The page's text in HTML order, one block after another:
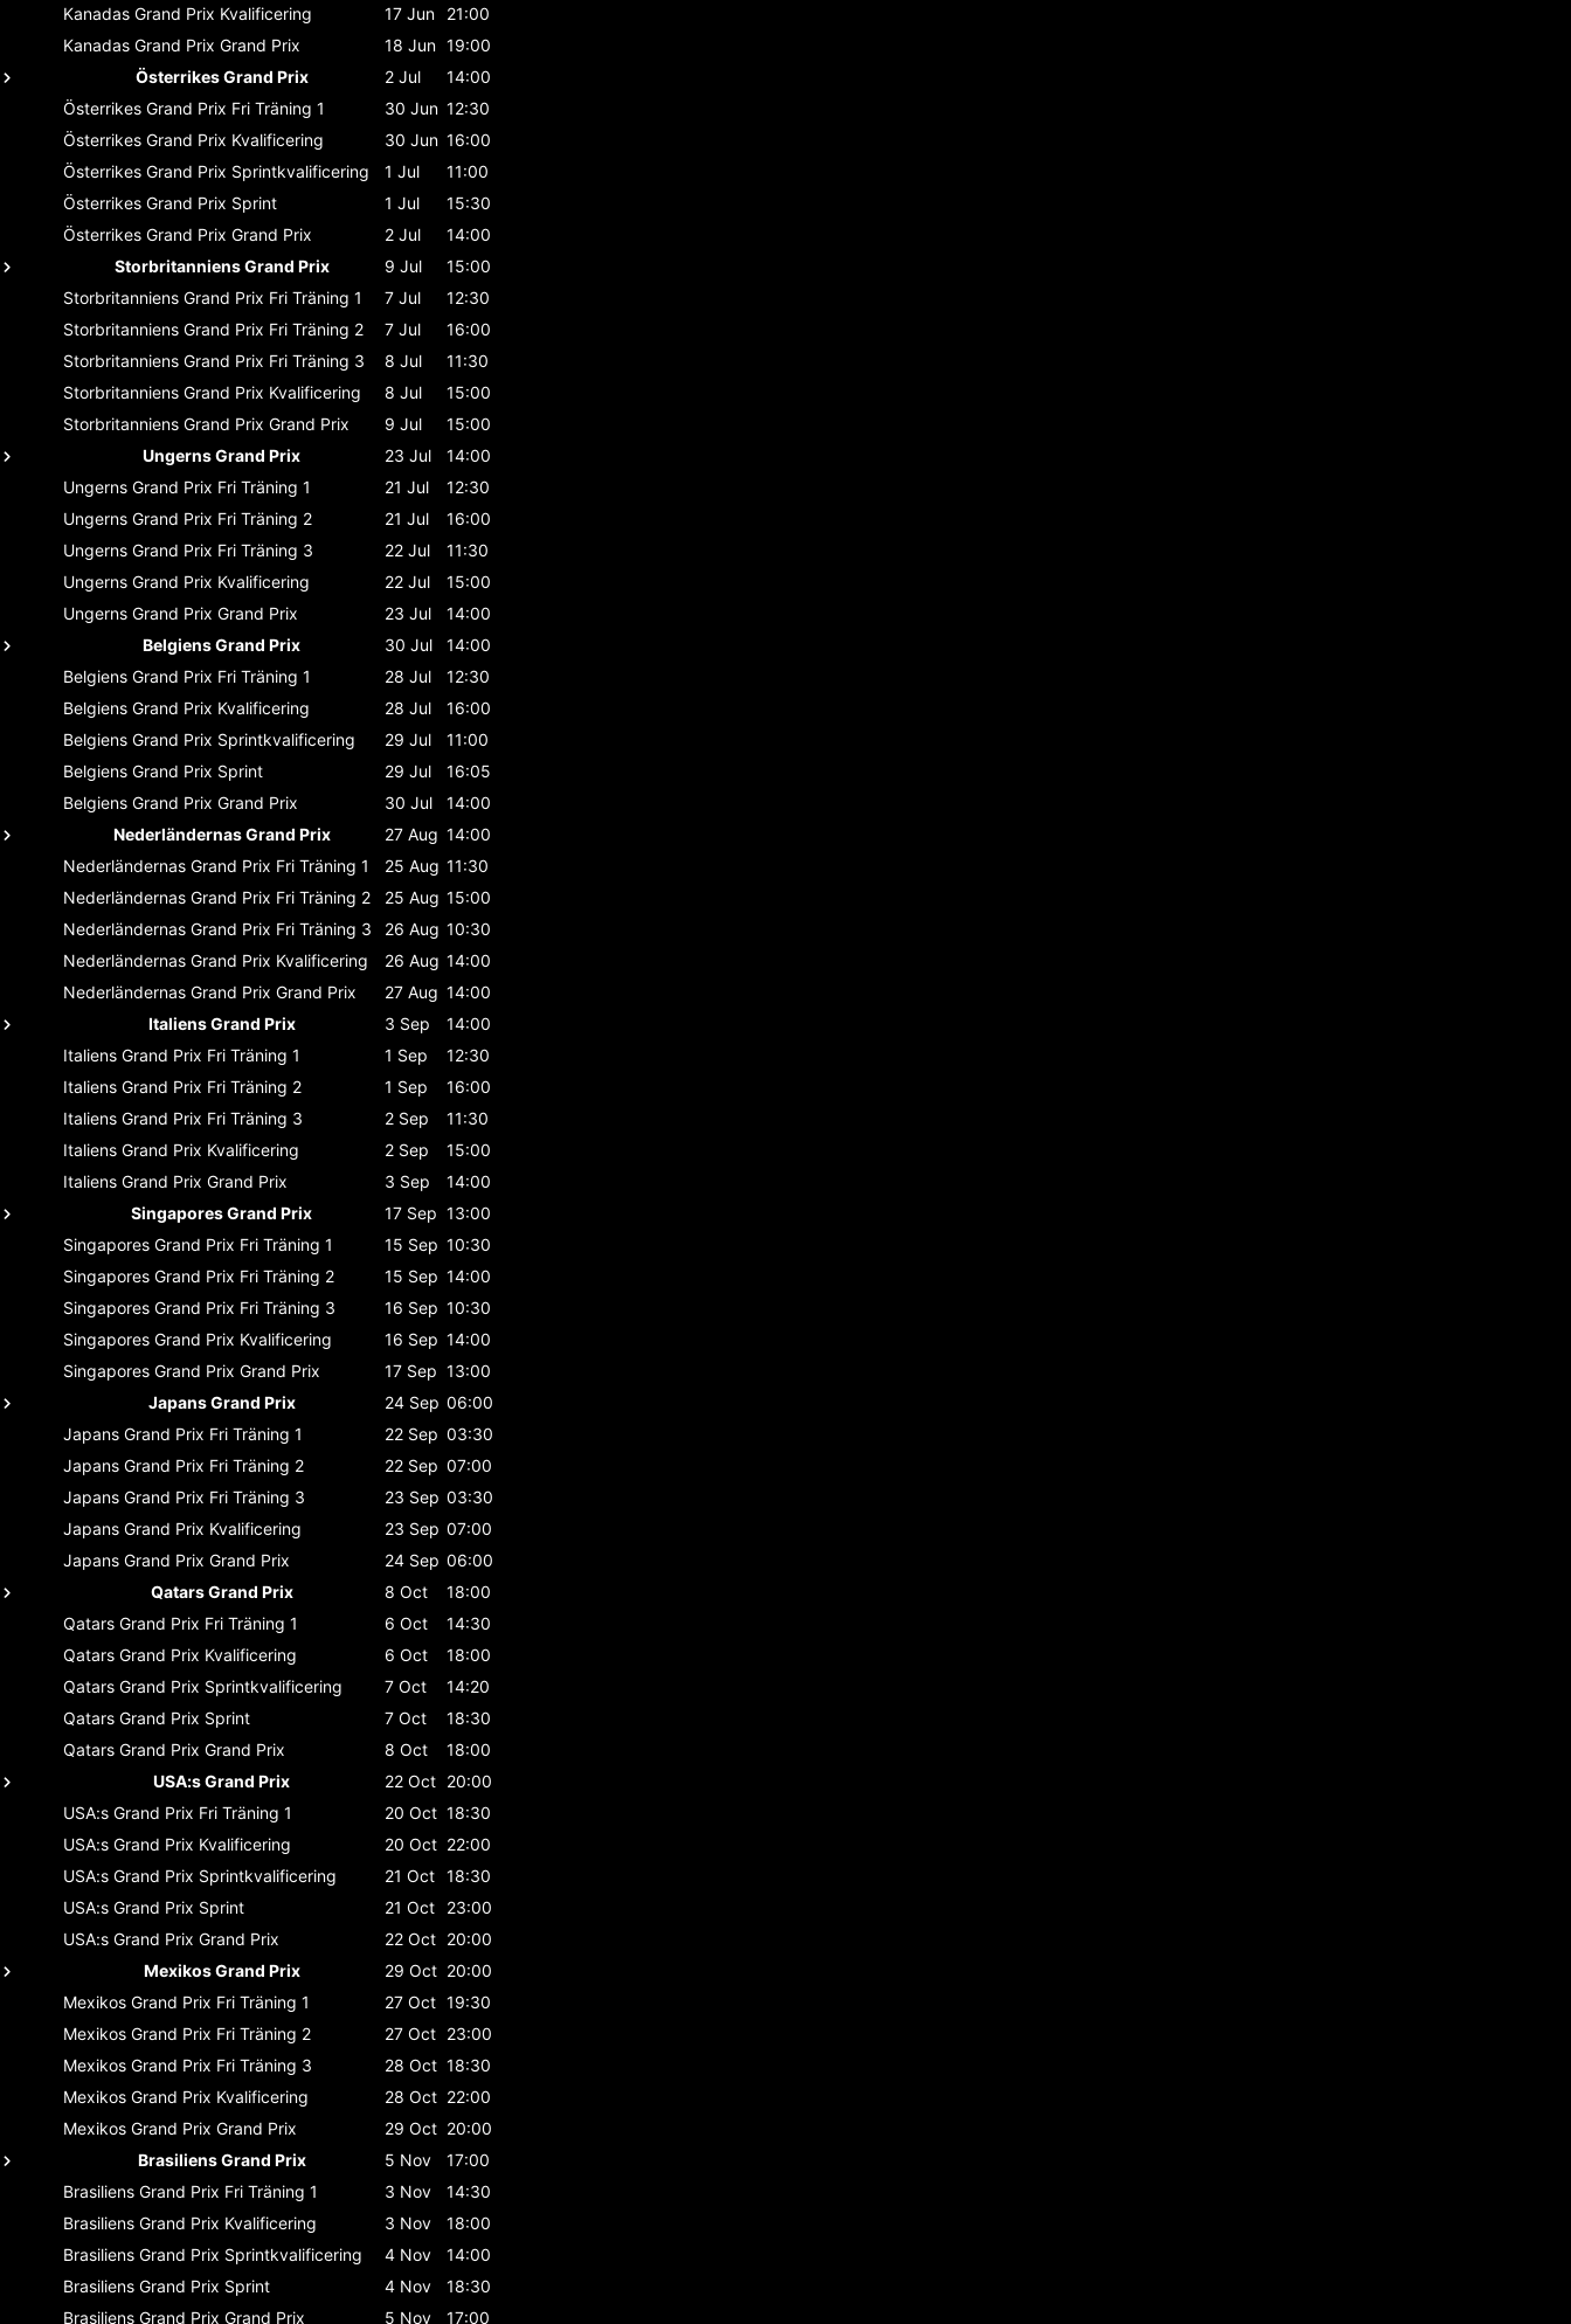
Kanadas Grand Prix Kvalificering 17 Jun
21:00
Kanadas Grand Prix Grand Prix 18 Jun 19:00
Österrikes Grand Prix
2 Jul
14:00
Österrikes Grand Prix Fri Träning 1 30 Jun 12:30
Österrikes Grand Prix Kvalificering 30 Jun 16:00
Österrikes Grand Prix Sprintkvalificering 1 Jul
11:00
Österrikes Grand Prix Sprint 1 Jul
15:30
Österrikes Grand Prix Grand Prix 2 Jul
14:00
Storbritanniens Grand Prix
9 Jul
15:00
Storbritanniens Grand Prix Fri Träning 1 7 Jul
12:30
Storbritanniens Grand Prix Fri Träning 2 7 Jul
16:00
Storbritanniens Grand Prix Fri Träning 3 8 Jul
11:30
Storbritanniens Grand Prix Kvalificering 8 Jul
15:00
Storbritanniens Grand Prix Grand Prix 9 Jul
15:00
Ungerns Grand Prix
23 Jul
14:00
Ungerns Grand Prix Fri Träning 1 21 Jul
12:30
Ungerns Grand Prix Fri Träning 2 21 Jul
16:00
Ungerns Grand Prix Fri Träning 3 22 Jul
11:30
Ungerns Grand Prix Kvalificering 22 Jul
15:00
Ungerns Grand Prix Grand Prix 23 Jul
14:00
Belgiens Grand Prix
30 Jul
14:00
Belgiens Grand Prix Fri Träning 1 28 Jul
12:30
Belgiens Grand Prix Kvalificering 28 Jul
16:00
Belgiens Grand Prix Sprintkvalificering 29 Jul
11:00
Belgiens Grand Prix Sprint 29 Jul
16:05
Belgiens Grand Prix Grand Prix 30 Jul
14:00
Nederländernas Grand Prix
27 Aug 14:00
Nederländernas Grand Prix Fri Träning 1 25 Aug 11:30
Nederländernas Grand Prix Fri Träning 2 25 Aug 15:00
Nederländernas Grand Prix Fri Träning 3 26 Aug 10:30
Nederländernas Grand Prix Kvalificering 26 Aug 14:00
Nederländernas Grand Prix Grand Prix 27 Aug 14:00
Italiens Grand Prix
3 Sep
14:00
Italiens Grand Prix Fri Träning 1 1 Sep
12:30
Italiens Grand Prix Fri Träning 2 1 Sep
16:00
Italiens Grand Prix Fri Träning 3 2 Sep
11:30
Italiens Grand Prix Kvalificering 2 Sep
15:00
Italiens Grand Prix Grand Prix 3 Sep
14:00
Singapores Grand Prix
17 Sep 13:00
Singapores Grand Prix Fri Träning 1 15 Sep 10:30
Singapores Grand Prix Fri Träning 2 15 Sep 14:00
Singapores Grand Prix Fri Träning 3 16 Sep 10:30
Singapores Grand Prix Kvalificering 16 Sep 14:00
Singapores Grand Prix Grand Prix 17 Sep 13:00
Japans Grand Prix
24 Sep 06:00
Japans Grand Prix Fri Träning 1 22 Sep 03:30
Japans Grand Prix Fri Träning 2 22 Sep 07:00
Japans Grand Prix Fri Träning 3 23 Sep 03:30
Japans Grand Prix Kvalificering 23 Sep 07:00
Japans Grand Prix Grand Prix 24 Sep 06:00
Qatars Grand Prix
8 Oct
18:00
Qatars Grand Prix Fri Träning 1 6 Oct
14:30
Qatars Grand Prix Kvalificering 6 Oct
18:00
Qatars Grand Prix Sprintkvalificering 7 Oct
14:20
Qatars Grand Prix Sprint 7 Oct
18:30
Qatars Grand Prix Grand Prix 8 Oct
18:00
USA:s Grand Prix
22 Oct 20:00
USA:s Grand Prix Fri Träning 1 20 Oct 18:30
USA:s Grand Prix Kvalificering 20 Oct 22:00
USA:s Grand Prix Sprintkvalificering 21 Oct 18:30
USA:s Grand Prix Sprint 21 Oct
23:00
USA:s Grand Prix Grand Prix 22 Oct 20:00
Mexikos Grand Prix
29 Oct 20:00
Mexikos Grand Prix Fri Träning 1 27 Oct 19:30
Mexikos Grand Prix Fri Träning 2 27 Oct 23:00
Mexikos Grand Prix Fri Träning 3 28 Oct 18:30
Mexikos Grand Prix Kvalificering 28 Oct 22:00
Mexikos Grand Prix Grand Prix 29 Oct 20:00
Brasiliens Grand Prix
5 Nov
17:00
Brasiliens Grand Prix Fri Träning 1 3 Nov
14:30
Brasiliens Grand Prix Kvalificering 3 Nov
18:00
Brasiliens Grand Prix Sprintkvalificering 4 Nov
14:00
Brasiliens Grand Prix Sprint 4 Nov
18:30
Brasiliens Grand Prix Grand Prix 5 Nov 17:00